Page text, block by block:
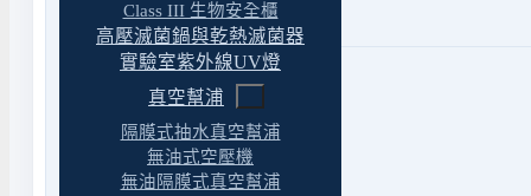
Class III 生物安全櫃
高壓滅菌鍋與乾熱滅菌器
實驗室紫外線UV燈
真空幫浦
隔膜式抽水真空幫浦
無油式空壓機
無油隔膜式真空幫浦
yuantuotech1@gmail.com
官方LINE@469mcfzt
Facebook 專頁請點此